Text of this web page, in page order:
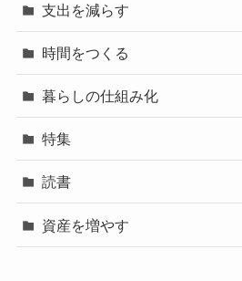
支出を減らす
時間をつくる
暮らしの仕組み化
特集
読書
資産を増やす